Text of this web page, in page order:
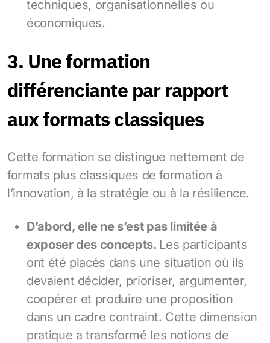
techniques, organisationnelles ou
économiques.
3. Une formation
différenciante par rapport
aux formats classiques
Cette formation se distingue nettement de
formats plus classiques de formation à
l’innovation, à la stratégie ou à la résilience.
D’abord, elle ne s’est pas limitée à
exposer des concepts. Les participants
ont été placés dans une situation où ils
devaient décider, prioriser, argumenter,
coopérer et produire une proposition
dans un cadre contraint. Cette dimension
pratique a transformé les notions de